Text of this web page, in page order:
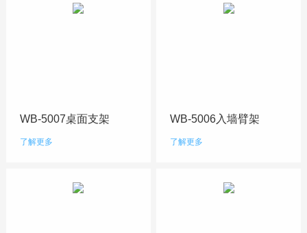
WB-5007桌面支架
了解更多
WB-5006入墙臂架
了解更多